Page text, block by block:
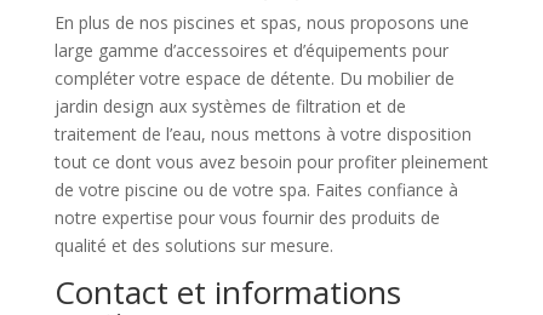
En plus de nos piscines et spas, nous proposons une
large gamme d’accessoires et d’équipements pour
compléter votre espace de détente. Du mobilier de
jardin design aux systèmes de filtration et de
traitement de l’eau, nous mettons à votre disposition
tout ce dont vous avez besoin pour profiter pleinement
de votre piscine ou de votre spa. Faites confiance à
notre expertise pour vous fournir des produits de
qualité et des solutions sur mesure.
Contact et informations